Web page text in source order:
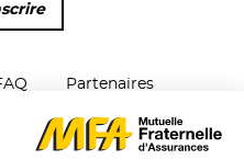
Partenaires
Plan du site